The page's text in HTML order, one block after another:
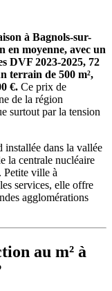
à Bagnols-sur-
en moyenne, avec un
DVF 2023-2025, 72
terrain de 500 m²,
€. Ce prix de
de la région
surtout par la tension
dans la vallée
la centrale nucléaire
Petite ville à
services, elle offre
agglomérations
au m² à